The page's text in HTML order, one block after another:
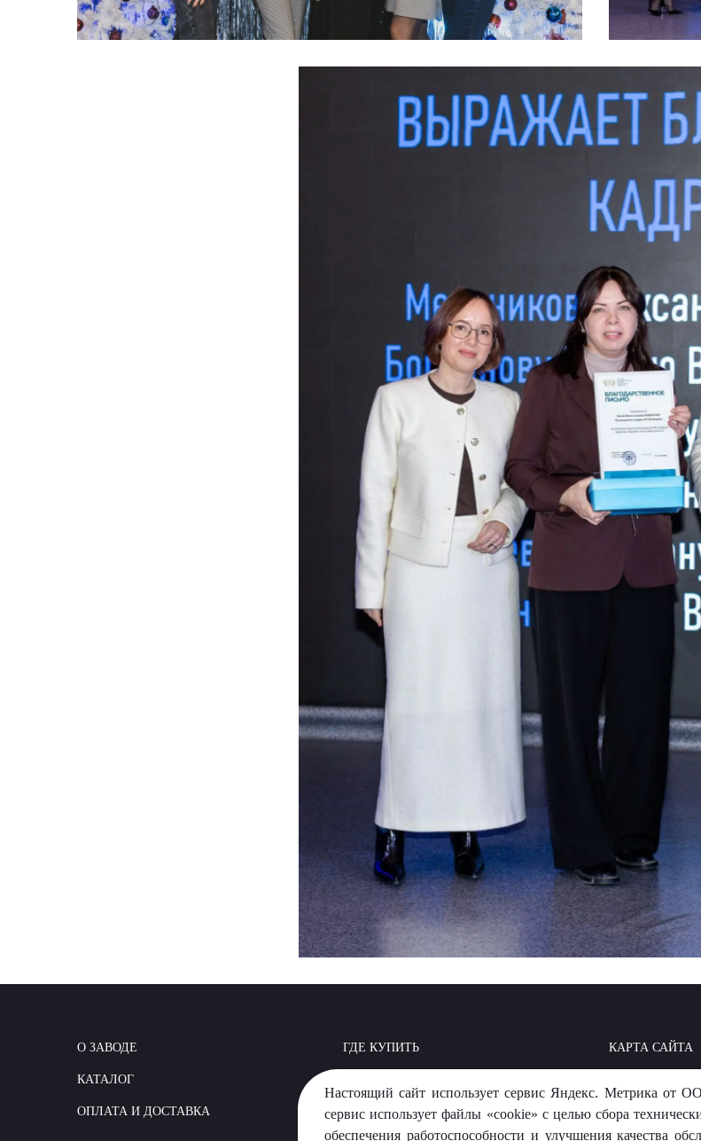
О ЗАВОДЕ
КАТАЛОГ
ОПЛАТА И ДОСТАВКА
ГДЕ КУПИТЬ
ВОПРОС-ОТВЕТ
КАРТА САЙТА
Настоящий сайт использует сервис Яндекс. Метрика от
сервис использует файлы «cookie» с целью сбора
обеспечения работоспособности и улучшения качества